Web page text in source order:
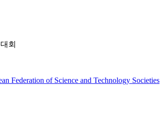
회
Federation of Science and Technology Societies